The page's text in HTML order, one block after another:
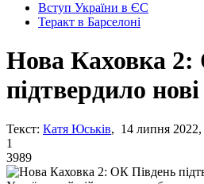
Вступ України в ЄС
Теракт в Барселоні
Нова Каховка
підтвердило
Текст: Катя Юськів, 14 липня 2022,
1
3989